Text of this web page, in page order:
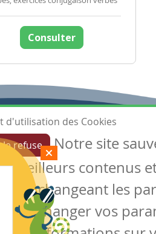
Consulter
d'utilisation des Cookies
Je refuse
Notre site
meilleurs contenus
en changeant les
changer vos